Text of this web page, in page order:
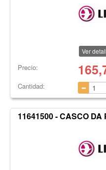
Ver
Precio:
Cantidad:
11641500 - CASCO DA